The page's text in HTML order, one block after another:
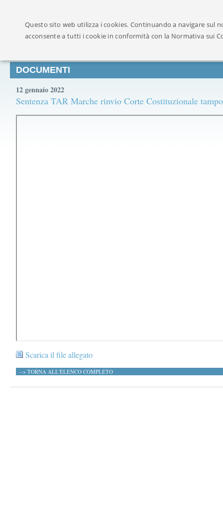
DOCUMENTI
12 gennaio 2022
Sentenza TAR Marche rinvio Corte Costituzionale
Scarica il file allegato
--> TORNA ALL'ELENCO COMPLETO
Questo sito web utilizza i cookies. Continuando a navigare sul
acconsente a tutti i cookie in conformità con la Normativa sui